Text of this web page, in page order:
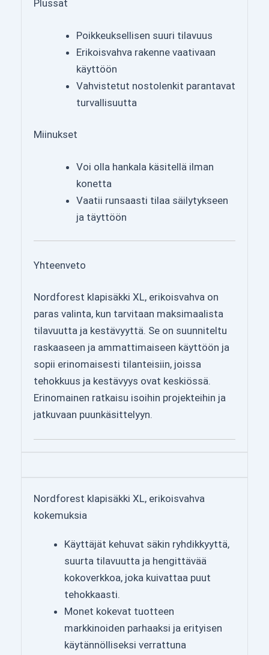
Plussat
Poikkeuksellisen suuri tilavuus
Erikoisvahva rakenne vaativaan
käyttöön
Vahvistetut nostolenkit parantavat
turvallisuutta
Miinukset
Voi olla hankala käsitellä ilman
konetta
Vaatii runsaasti tilaa säilytykseen
ja täyttöön
Yhteenveto
Nordforest klapisäkki XL, erikoisvahva on
paras valinta, kun tarvitaan maksimaalista
tilavuutta ja kestävyyttä. Se on suunniteltu
raskaaseen ja ammattimaiseen käyttöön ja
sopii erinomaisesti tilanteisiin, joissa
tehokkuus ja kestävyys ovat keskiössä.
Erinomainen ratkaisu isoihin projekteihin ja
jatkuvaan puunkäsittelyyn.
Nordforest klapisäkki XL, erikoisvahva
kokemuksia
Käyttäjät kehuvat säkin ryhdikkyyttä,
suurta tilavuutta ja hengittävää
kokoverkkoa, joka kuivattaa puut
tehokkaasti.
Monet kokevat tuotteen
markkinoiden parhaaksi ja erityisen
käytännölliseksi verrattuna